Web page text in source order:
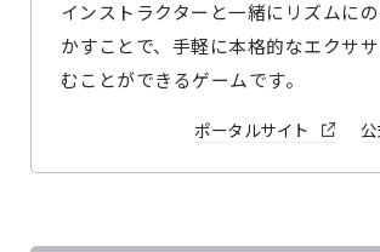
インストラクターと一緒にリズムに
かすことで、手軽に本格的なエクサ
むことができるゲームです。
ポータルサイト